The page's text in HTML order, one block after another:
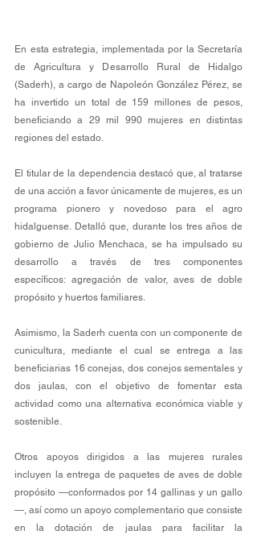
En esta estrategia, implementada por la Secretaría
de Agricultura y Desarrollo Rural de Hidalgo
(Saderh), a cargo de Napoleón González Pérez, se
ha invertido un total de 159 millones de pesos,
beneficiando a 29 mil 990 mujeres en distintas
regiones del estado.
El titular de la dependencia destacó que, al tratarse
de una acción a favor únicamente de mujeres, es un
programa pionero y novedoso para el agro
hidalguense. Detalló que, durante los tres años de
gobierno de Julio Menchaca, se ha impulsado su
desarrollo a través de tres componentes
específicos: agregación de valor, aves de doble
propósito y huertos familiares.
Asimismo, la Saderh cuenta con un componente de
cunicultura, mediante el cual se entrega a las
beneficiarias 16 conejas, dos conejos sementales y
dos jaulas, con el objetivo de fomentar esta
actividad como una alternativa económica viable y
sostenible.
Otros apoyos dirigidos a las mujeres rurales
incluyen la entrega de paquetes de aves de doble
propósito —conformados por 14 gallinas y un gallo
—, así como un apoyo complementario que consiste
en la dotación de jaulas para facilitar la